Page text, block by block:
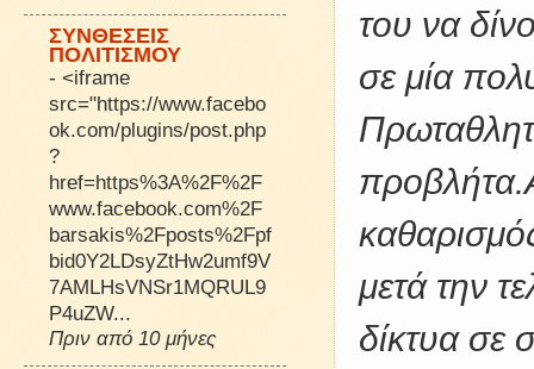
του να
σε μία
μετά την
δίκτυα σε
ΣΥΝΘΕΣΕΙΣ
ΠΟΛΙΤΙΣΜΟΥ
- <iframe
src="https://www.facebo
ok.com/plugins/post.php
?
href=https%3A%2F%2F
www.facebook.com%2F
barsakis%2Fposts%2Fpf
bid0Y2LDsyZtHw2umf9V
7AMLHsVNSr1MQRUL9
P4uZW...
Πριν από 10 μήνες